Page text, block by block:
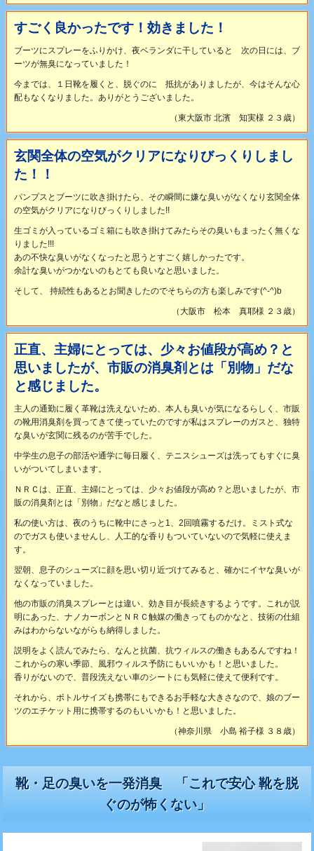
すごく良かったです！効きました！
ブーツにスプレーをふりかけ、夜ベランダに干していると 次の日には、ブ
ーツが無臭になっていました！
今までは、１日靴を履くと、脱ぐのに 抵抗がありましたが、今はそんな心
配もなくなりました。ありがとうございました。
（東大阪市 北濱 知実様 ２３歳）
玄関全体の空気がクリアになりびっくりしまし
た！！
パンプスとブーツに吹き掛けたら、その瞬間に嫌な臭いがなくなり玄関全体
の空気がクリアになりびっくりしました!!
生ゴミが入っているゴミ箱にも吹き掛けてみたらその臭いもまったく無くな
りました!!!
あの不快な臭いがなくなったと思うとすごく嬉しかったです。
余計な臭いがつかないのもとても良いなと思いました。
そして、 持続性もあるとお聞きしたのでそちらの方も楽しみです(^-^)b
（大阪市 松本 真耶様 ２３歳）
正直、主婦にとっては、少々お値段が高め？と
思いましたが、市販の消臭剤とは「別物」だな
と感じました。
主人の通勤に履く革靴は洗えないため、本人も臭いが気になるらしく、市販
の靴用消臭剤を買ってきて使っていたのですが私はスプレーのガスと、独特
な臭いが玄関に残るのが苦手でした。
中学生の息子の部活や通学に毎日履く、テニスシューズは洗ってもすぐに臭
いがついてしまいます。
ＮＲＣは、正直、主婦にとっては、少々お値段が高め？と思いましたが、市
販の消臭剤とは「別物」だなと感じました。
私の使い方は、夜のうちに靴中にさっと1、2回噴霧するだけ。ミスト式な
のでガスも使いませんし、人工的な香りもついていないので気軽に使えま
す。
翌朝、息子のシューズに顔を思い切り近づけてみると、確かにイヤな臭いが
なくなっていました。
他の市販の消臭スプレーとは違い、効き目が長続きするようです。これが説
明にあった、ナノカーボンとＮＲＣ触媒の働きってものかなと、技術の仕組
みはわからないながらも納得しました。
説明をよく読んでみたら、なんと抗菌、抗ウィルスの働きもあるんですね！
これからの寒い季節、風邪ウィルス予防にもいいかも！と思いました。
香りがないので、普段洗えない車のシートにも気軽に使えて便利です。
それから、ボトルサイズも携帯にもできるお手軽な大きさなので、娘のブー
ツのエチケット用に携帯するのもいいかも！と思いました。
（神奈川県 小島 裕子様 ３８歳）
靴・足の臭いを一発消臭 「これで安心 靴を脱
ぐのが怖くない」